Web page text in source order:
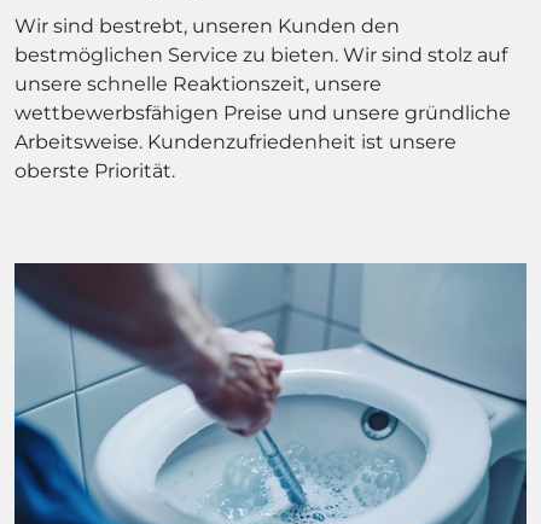
Wir sind bestrebt, unseren Kunden den
bestmöglichen Service zu bieten. Wir sind stolz auf
unsere schnelle Reaktionszeit, unsere
wettbewerbsfähigen Preise und unsere gründliche
Arbeitsweise. Kundenzufriedenheit ist unsere
oberste Priorität.